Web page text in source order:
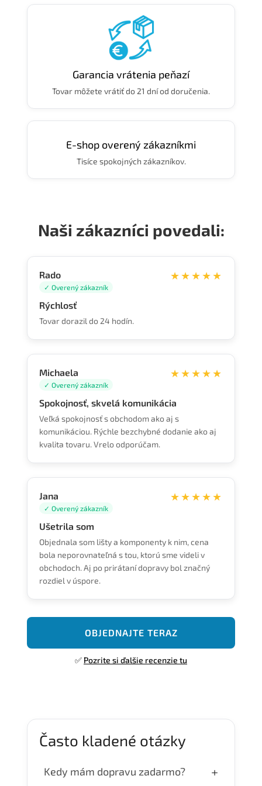
Garancia vrátenia peňazí
Tovar môžete vrátiť do 21 dní od doručenia.
E-shop overený zákazníkmi
Tisíce spokojných zákazníkov.
Naši zákazníci povedali:
Rado
✓ Overený zákazník
★★★★★
Rýchlosť
Tovar dorazil do 24 hodín.
Michaela
✓ Overený zákazník
★★★★★
Spokojnosť, skvelá komunikácia
Veľká spokojnosť s obchodom ako aj s
komunikáciou. Rýchle bezchybné dodanie ako aj
kvalita tovaru. Vrelo odporúčam.
Jana
✓ Overený zákazník
★★★★★
Ušetrila som
Objednala som lišty a komponenty k nim, cena
bola neporovnateľná s tou, ktorú sme videli v
obchodoch. Aj po prirátaní dopravy bol značný
rozdiel v úspore.
OBJEDNAJTE TERAZ
✅ Pozrite si ďalšie recenzie tu
Často kladené otázky
Kedy mám dopravu zadarmo? +